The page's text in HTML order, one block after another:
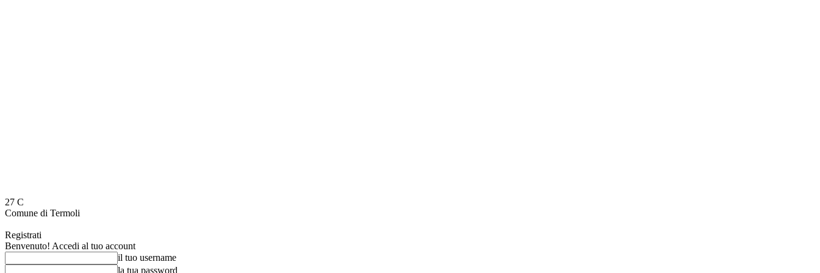
27 C
Comune di Termoli
Registrati
Benvenuto! Accedi al tuo account
il tuo username
la tua password